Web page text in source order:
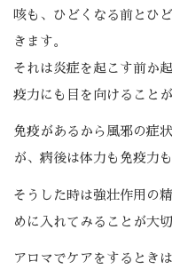
咳も、ひどくなる前とひ
きます。
それは炎症を起こす前か
疫力にも目を向けること
免疫があるから風邪の症
が、病後は体力も免疫力
そうした時は強壮作用の
めに入れてみることが大切
アロマでケアをするとき